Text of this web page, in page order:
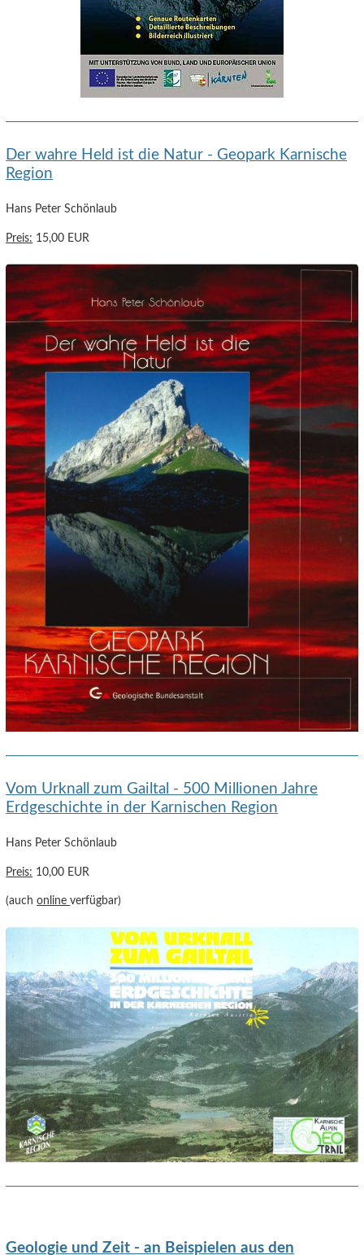
Der wahre Held ist die Natur - Geopark Karnische
Region
Hans Peter Schönlaub
Preis: 15,00 EUR
Vom Urknall zum Gailtal - 500 Millionen Jahre
Erdgeschichte in der Karnischen Region
Hans Peter Schönlaub
Preis: 10,00 EUR
(auchonlineverfügbar)
Geologie und Zeit - an Beispielen aus den